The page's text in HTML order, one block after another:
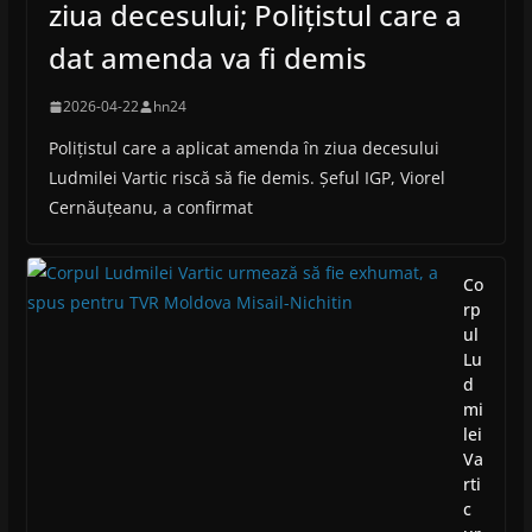
ziua decesului; Polițistul care a
dat amenda va fi demis
2026-04-22 hn24
Polițistul care a aplicat amenda în ziua decesului
Ludmilei Vartic riscă să fie demis. Șeful IGP, Viorel
Cernăuțeanu, a confirmat
Co
rp
ul
Lu
d
mi
lei
Va
rti
c